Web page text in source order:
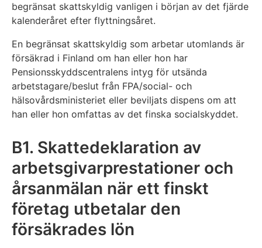
begränsat skattskyldig vanligen i början av det fjärde
kalenderåret efter flyttningsåret.
En begränsat skattskyldig som arbetar utomlands är
försäkrad i Finland om han eller hon har
Pensionsskyddscentralens intyg för utsända
arbetstagare/beslut från FPA/social- och
hälsovårdsministeriet eller beviljats dispens om att
han eller hon omfattas av det finska socialskyddet.
B1. Skattedeklaration av
arbetsgivarprestationer och
årsanmälan när ett finskt
företag utbetalar den
försäkrades lön